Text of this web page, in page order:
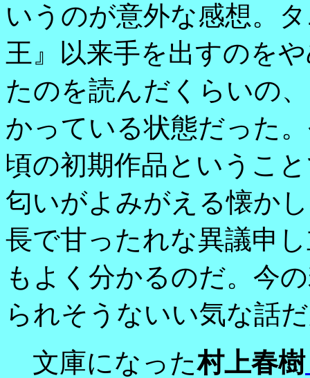
いうのが意外な感想。
王』以来手を出すのを
たのを読んだくらいの
かっている状態だった
頃の初期作品というこ
匂いがよみがえる懐か
長で甘ったれな異議申
もよく分かるのだ。今
られそうないい気な話
文庫になった村上春樹